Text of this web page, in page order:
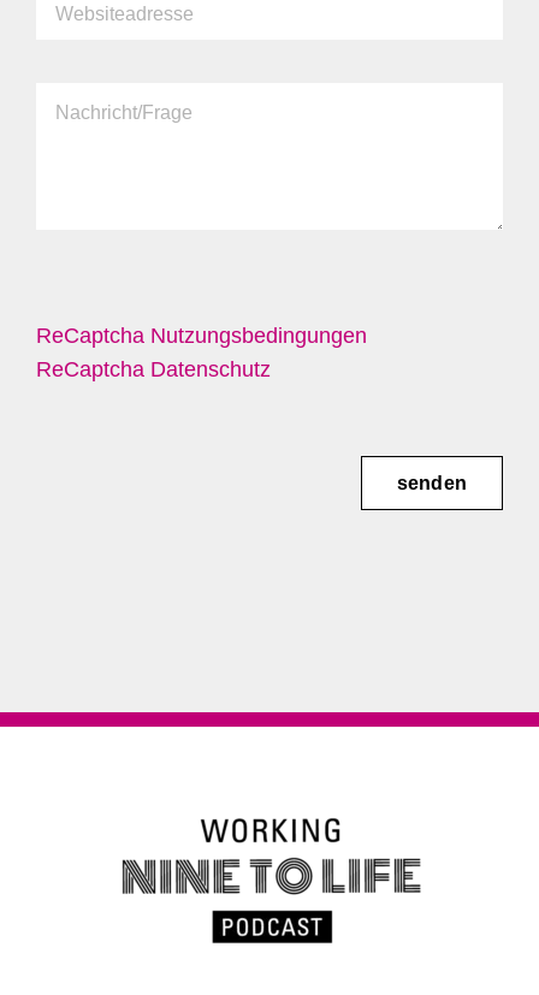
ReCaptcha Nutzungsbedingungen
ReCaptcha Datenschutz
senden